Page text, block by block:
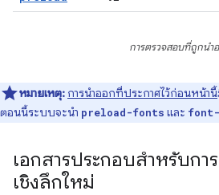
การตรวจสอบที่ถูกนำ
หมายเหตุ: การนำออกที่ประกาศไว้ก่อนหน้านี้
ตอนนี้ระบบจะนำ preload-fonts และ
เอกสารประกอบสำหรับก
เชิงลึกใหม่